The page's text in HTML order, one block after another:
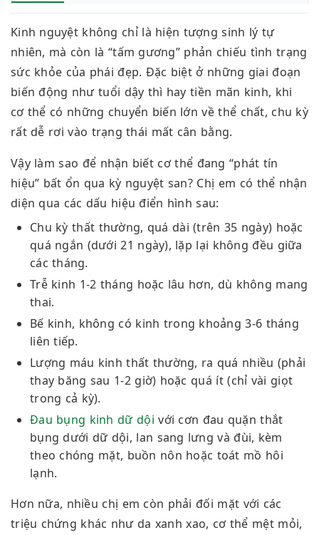
Kinh nguyệt không chỉ là hiện tượng sinh lý tự
nhiên, mà còn là “tấm gương” phản chiếu tình trạng
sức khỏe của phái đẹp. Đặc biệt ở những giai đoạn
biến động như tuổi dậy thì hay tiền mãn kinh, khi
cơ thể có những chuyển biến lớn về thể chất, chu kỳ
rất dễ rơi vào trạng thái mất cân bằng.
Vậy làm sao để nhận biết cơ thể đang “phát tín
hiệu” bất ổn qua kỳ nguyệt san? Chị em có thể nhận
diện qua các dấu hiệu điển hình sau:
Chu kỳ thất thường, quá dài (trên 35 ngày) hoặc
quá ngắn (dưới 21 ngày), lặp lại không đều giữa
các tháng.
Trễ kinh 1-2 tháng hoặc lâu hơn, dù không mang
thai.
Bế kinh, không có kinh trong khoảng 3-6 tháng
liên tiếp.
Lượng máu kinh thất thường, ra quá nhiều (phải
thay băng sau 1-2 giờ) hoặc quá ít (chỉ vài giọt
trong cả kỳ).
Đau bụng kinh dữ dội với cơn đau quặn thắt
bụng dưới dữ dội, lan sang lưng và đùi, kèm
theo chóng mặt, buồn nôn hoặc toát mồ hôi
lạnh.
Hơn nữa, nhiều chị em còn phải đối mặt với các
triệu chứng khác như da xanh xao, cơ thể mệt mỏi,